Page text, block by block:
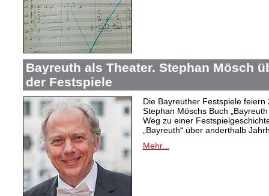
Bayreuth als Theater. Stephan Mösch
der Festspiele
Die Bayreuther Festspiele
Stephan Möschs Buch
Weg zu einer
„Bayreuth“ über anderthalb
Mehr...